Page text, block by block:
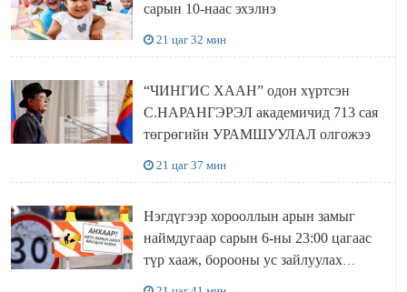
сарын 10-наас эхэлнэ
21 цаг 32 мин
“ЧИНГИС ХААН” одон хүртсэн
С.НАРАНГЭРЭЛ академичид 713 сая
төгрөгийн УРАМШУУЛАЛ олгожээ
21 цаг 37 мин
Нэгдүгээр хорооллын арын замыг
наймдугаар сарын 6-ны 23:00 цагаас
түр хааж, борооны ус зайлуулах